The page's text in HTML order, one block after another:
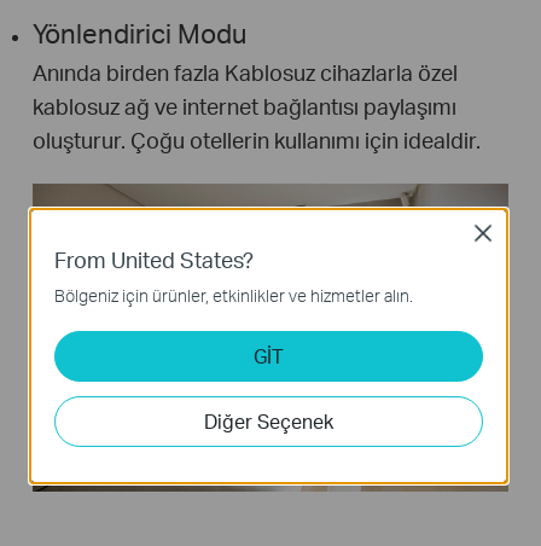
Yönlendirici Modu
Anında birden fazla Kablosuz cihazlarla özel
kablosuz ağ ve internet bağlantısı paylaşımı
oluşturur. Çoğu otellerin kullanımı için idealdir.
From United States?
Bölgeniz için ürünler, etkinlikler ve hizmetler alın.
GİT
Diğer Seçenek
Close